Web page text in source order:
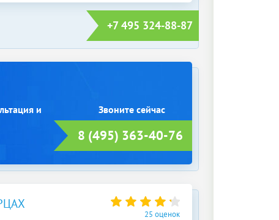
+7 495 324-88-87
и
8 (495) 363-40-76
25 оценок